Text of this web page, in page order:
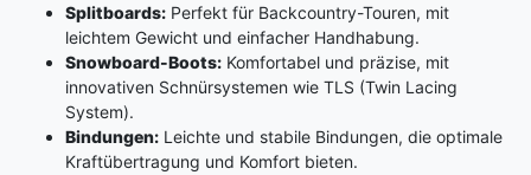
Splitboards: Perfekt für Backcountry-Touren, mit
leichtem Gewicht und einfacher Handhabung.
Snowboard-Boots: Komfortabel und präzise, mit
innovativen Schnürsystemen wie TLS (Twin Lacing
System).
Bindungen: Leichte und stabile Bindungen, die optimale
Kraftübertragung und Komfort bieten.